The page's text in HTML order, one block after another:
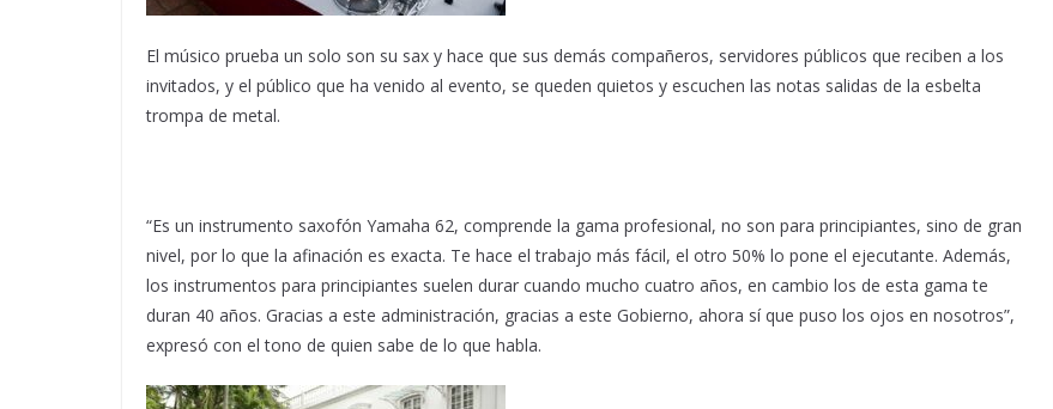
El músico prueba un solo son su sax y hace que sus demás compañeros, servidores públicos que reciben a los
invitados, y el público que ha venido al evento, se queden quietos y escuchen las notas salidas de la esbelta
trompa de metal.
“Es un instrumento saxofón Yamaha 62, comprende la gama profesional, no son para principiantes, sino de gran
nivel, por lo que la afinación es exacta. Te hace el trabajo más fácil, el otro 50% lo pone el ejecutante. Además,
los instrumentos para principiantes suelen durar cuando mucho cuatro años, en cambio los de esta gama te
duran 40 años. Gracias a este administración, gracias a este Gobierno, ahora sí que puso los ojos en nosotros”,
expresó con el tono de quien sabe de lo que habla.